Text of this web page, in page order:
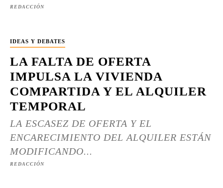
REDACCIÓN
IDEAS Y DEBATES
LA FALTA DE OFERTA
IMPULSA LA VIVIENDA
COMPARTIDA Y EL ALQUILER
TEMPORAL
LA ESCASEZ DE OFERTA Y EL
ENCARECIMIENTO DEL ALQUILER ESTÁN
MODIFICANDO...
REDACCIÓN